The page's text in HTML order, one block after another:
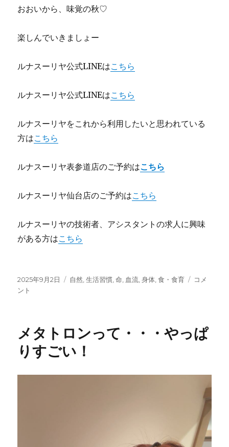
おおいから、味覚の秋♡
楽しんでいきましょー
ルナスーリヤ公式LINEはこちら
ルナスーリヤ公式LINEはこちら
ルナスーリヤをこれから利用したいと思われている
方はこちら
ルナスーリヤ表参道店のご予約はこちら
ルナスーリヤ仙台店のご予約はこちら
ルナスーリヤの技術者、アシスタントの求人に興味
がある方はこちら
投
稿
2025年9月2日
カ
自然 ,生活習慣 ,命 血流 ,身体 ,食・食育
血
血
流
ぜ
の
か？
に
コメ
ント
メタトロンって・・・やっぱ
りすごい！